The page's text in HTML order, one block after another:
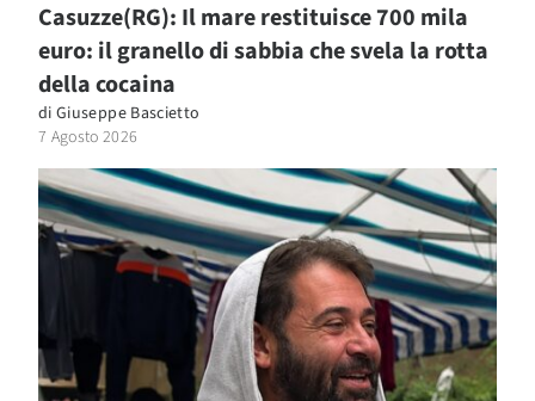
Casuzze(RG): Il mare restituisce 700 mila
euro: il granello di sabbia che svela la rotta
della cocaina
di Giuseppe Bascietto
7 Agosto 2026